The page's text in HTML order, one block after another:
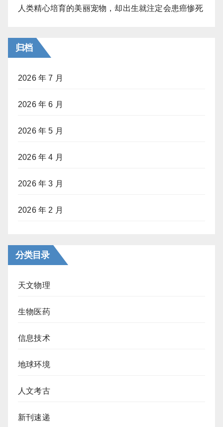
人类精心培育的美丽宠物，却出生就注定会患癌惨死
归档
2026 年 7 月
2026 年 6 月
2026 年 5 月
2026 年 4 月
2026 年 3 月
2026 年 2 月
分类目录
天文物理
生物医药
信息技术
地球环境
人文考古
新刊速递